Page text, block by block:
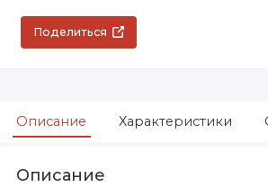
Поделиться
Описание Характеристики
Описание